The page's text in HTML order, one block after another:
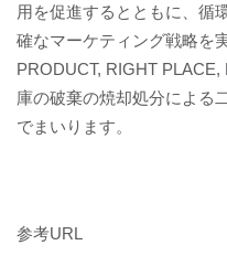
用を促進するとともに、循
確なマーケティング戦略を
PRODUCT, RIGHT
庫の破棄の焼却処分による
でまいります。
参考URL